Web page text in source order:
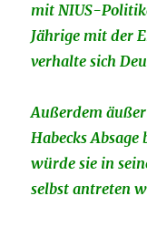
mit NIUS-
Jährige mit der
verhalte sich
Außerdem
Habecks
würde sie in
selbst antreten